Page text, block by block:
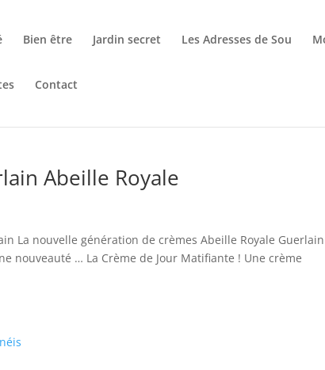
Bien être Jardin secret Les Adresses de Sou
Contact
Abeille Royale
La nouvelle génération de crèmes Abeille Royale
nouveauté … La Crème de Jour Matifiante ! Une crème